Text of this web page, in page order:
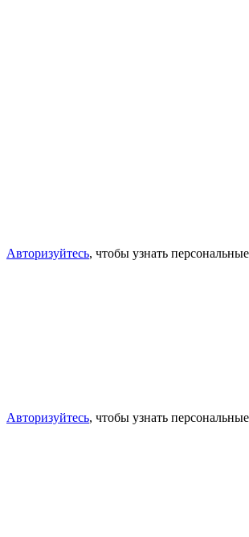
Авторизуйтесь, чтобы узнать
Авторизуйтесь, чтобы узнать